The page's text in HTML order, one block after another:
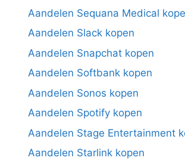
Aandelen Sequana Medical
Aandelen Slack kopen
Aandelen Snapchat kopen
Aandelen Softbank kopen
Aandelen Sonos kopen
Aandelen Spotify kopen
Aandelen Stage Entertainment
Aandelen Starlink kopen